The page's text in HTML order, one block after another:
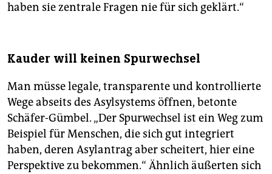
haben sie zentrale Fragen nie für sich geklärt.“
Kauder will keinen Spurwechsel
Man müsse legale, transparente und kontrollierte
Wege abseits des Asylsystems öffnen, betonte
Schäfer-Gümbel. „Der Spurwechsel ist ein Weg zum
Beispiel für Menschen, die sich gut integriert
haben, deren Asylantrag aber scheitert, hier eine
Perspektive zu bekommen.“ Ähnlich äußerten sich